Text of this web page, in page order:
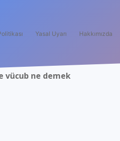
Yasal Uyarı Hakkımızda
vücub ne demek